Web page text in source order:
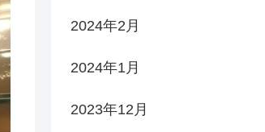
2024年2月
2024年1月
2023年12月